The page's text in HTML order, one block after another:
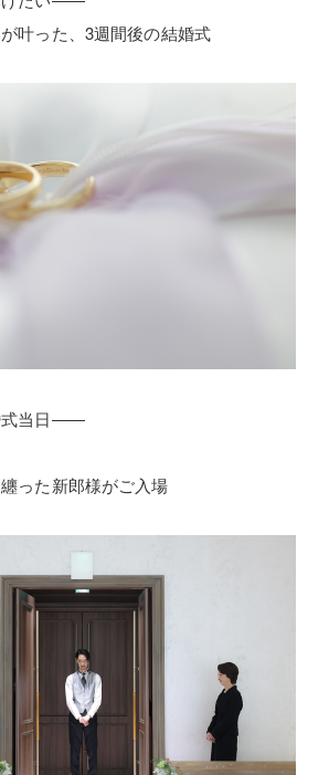
叶った、3週間後の結婚式
式当日――
った新郎様がご入場